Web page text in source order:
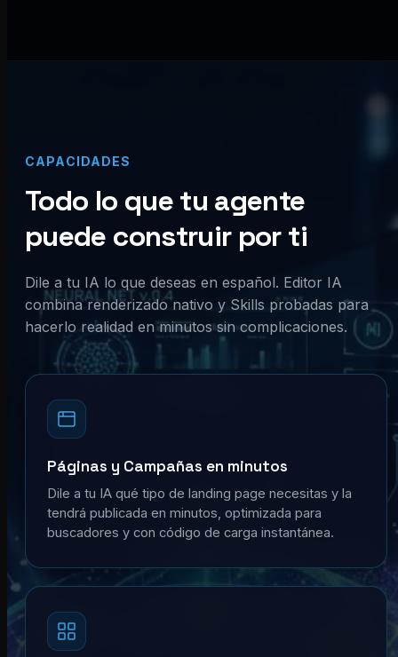
CAPACIDADES
Todo lo que tu agente
puede construir por ti
Dile a tu IA lo que deseas en español. Editor IA
combina renderizado nativo y Skills probadas para
hacerlo realidad en minutos sin complicaciones.
Páginas y Campañas en minutos
Dile a tu IA qué tipo de landing page necesitas y la
tendrá publicada en minutos, optimizada para
buscadores y con código de carga instantánea.